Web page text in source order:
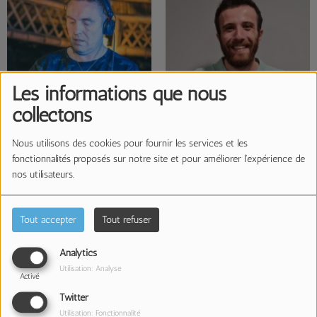
Les informations que nous
collectons
Nous utilisons des cookies pour fournir les services et les
fonctionnalités proposés sur notre site et pour améliorer l'expérience de
nos utilisateurs.
Tout accepter Tout refuser
Analytics
Activé
Utilisation: Analyse
Twitter
Utilisation: Fonctionnalité
Marty Sébastien